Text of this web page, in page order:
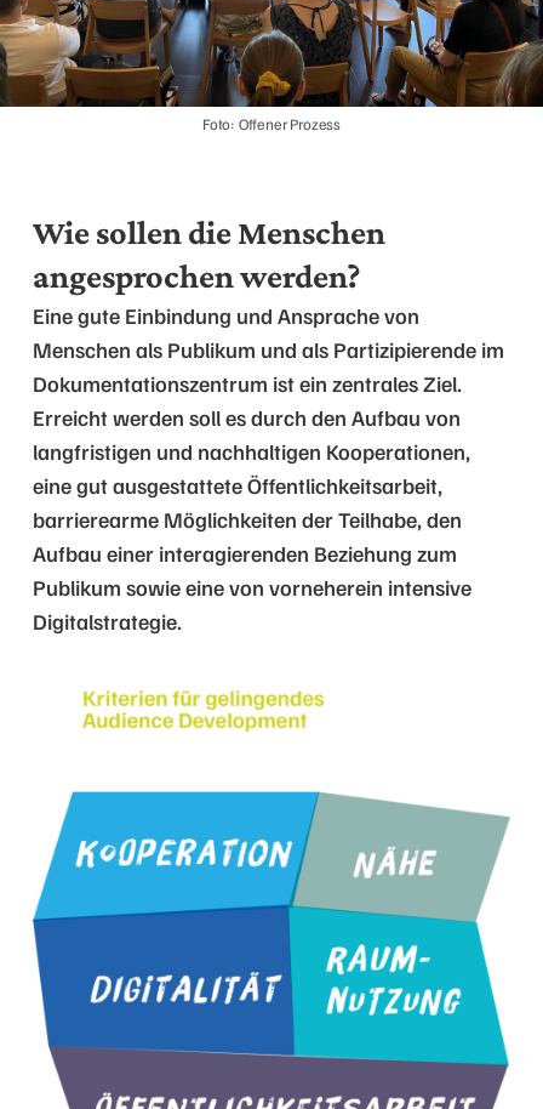
Foto: Offener Prozess
Wie sollen die Menschen
angesprochen werden?
Eine gute Einbindung und Ansprache von
Menschen als Publikum und als Partizipierende im
Dokumentationszentrum ist ein zentrales Ziel.
Erreicht werden soll es durch den Aufbau von
langfristigen und nachhaltigen Kooperationen,
eine gut ausgestattete Öffentlichkeitsarbeit,
barrierearme Möglichkeiten der Teilhabe, den
Aufbau einer interagierenden Beziehung zum
Publikum sowie eine von vorneherein intensive
Digitalstrategie.